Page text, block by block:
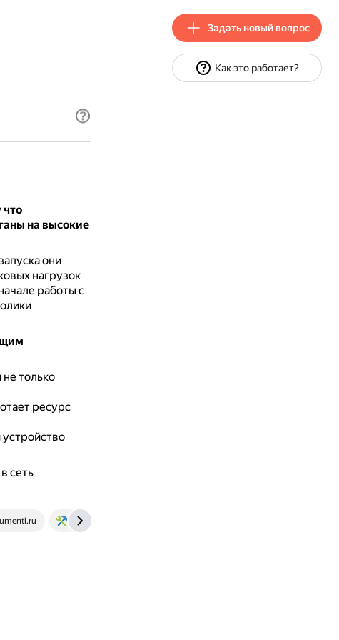
на высокие
они
нагрузок
работы с
только
ресурс
сеть
www.remotvet.ru
Задать новый вопрос
Как это работает?